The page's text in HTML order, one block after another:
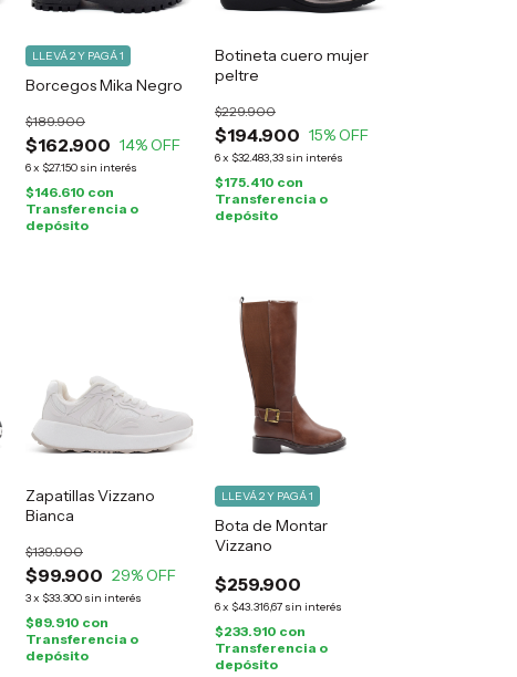
Borcegos Mika Negro
$162.900
$189.900
14% OFF
6x $27.150 sin interés
LLEVÁ 2 Y PAGÁ 1
$146.610 con
Transferencia o
depósito
Botineta cuero mujer
peltre
$194.900
$229.900
15% OFF
6x $32.483,33 sin interés
$175.410 con
Transferencia o
depósito
Zapatillas Vizzano
Bianca
$99.900
$139.900
29% OFF
3x $33.300 sin interés
$89.910 con
Transferencia o
depósito
Bota de Montar
Vizzano
$259.900
6x $43.316,67 sin interés
LLEVÁ 2 Y PAGÁ 1
$233.910 con
Transferencia o
depósito